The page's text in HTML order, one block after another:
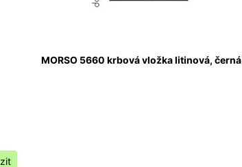
MORSO 5660 krbová vložka litinová, černá